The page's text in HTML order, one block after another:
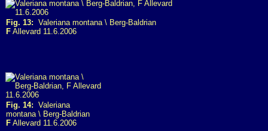
Fig. 13: Valeriana montana \ Berg-Baldrian
F Allevard 11.6.2006
Fig. 14: Valeriana
montana \ Berg-Baldrian
F Allevard 11.6.2006